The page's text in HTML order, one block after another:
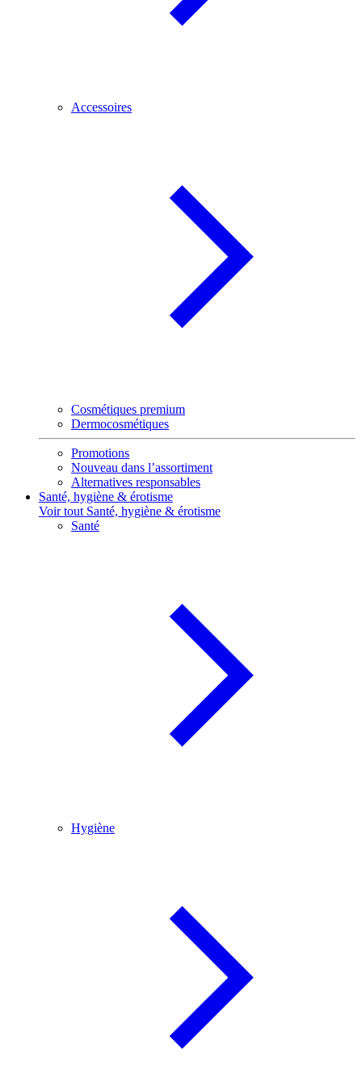
Accessoires
Cosmétiques premium
Dermocosmétiques
Promotions
Nouveau dans l’assortiment
Alternatives responsables
Santé, hygiène & érotisme
Voir tout Santé, hygiène & érotisme
Santé
Hygiène